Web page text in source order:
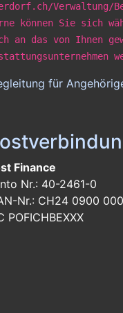
Verwaltung/
können Sie sich
an das von Ihnen
für
Finance
Nr.: 40-2461-0
Nr.: CH24 0900
POFICHBEXXX